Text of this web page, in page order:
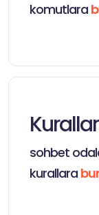
komutlara
Kurallar
sohbet
kurallara